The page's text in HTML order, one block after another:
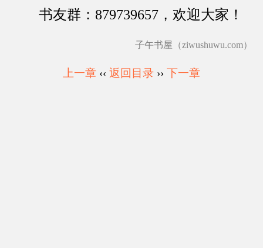
书友群：879739657，欢迎大家！
子午书屋（ziwushuwu.com）
上一章 ‹‹ 返回目录 ›› 下一章